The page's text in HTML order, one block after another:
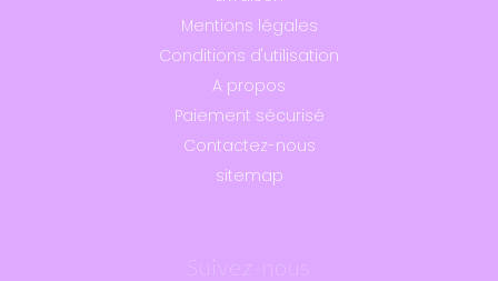
Mentions légales
Conditions d'utilisation
A propos
Paiement sécurisé
Contactez-nous
sitemap
Suivez-nous